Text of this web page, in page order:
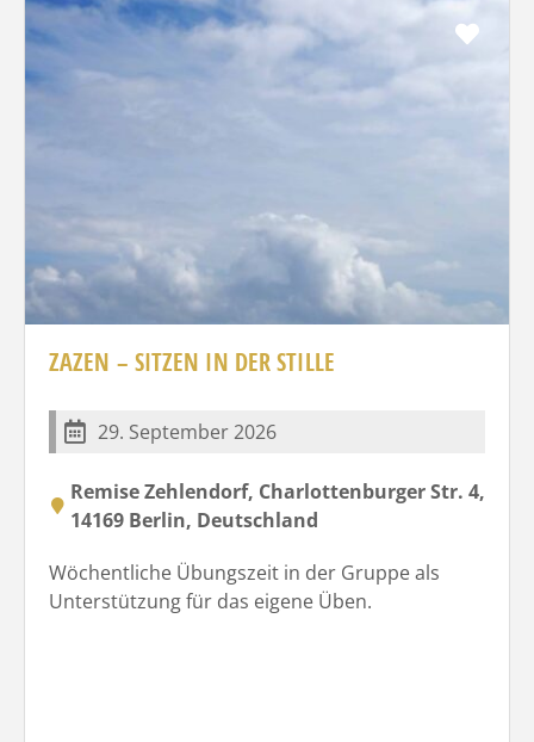
ZAZEN – SITZEN IN DER STILLE
29. September 2026
Remise Zehlendorf, Charlottenburger Str. 4,
14169 Berlin, Deutschland
Wöchentliche Übungszeit in der Gruppe als
Unterstützung für das eigene Üben.